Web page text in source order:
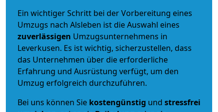
Ein wichtiger Schritt bei der Vorbereitung eines
Umzugs nach Alsleben ist die Auswahl eines
zuverlässigen Umzugsunternehmens in
Leverkusen. Es ist wichtig, sicherzustellen, dass
das Unternehmen über die erforderliche
Erfahrung und Ausrüstung verfügt, um den
Umzug erfolgreich durchzuführen.
Bei uns können Sie kostengünstig und stressfrei